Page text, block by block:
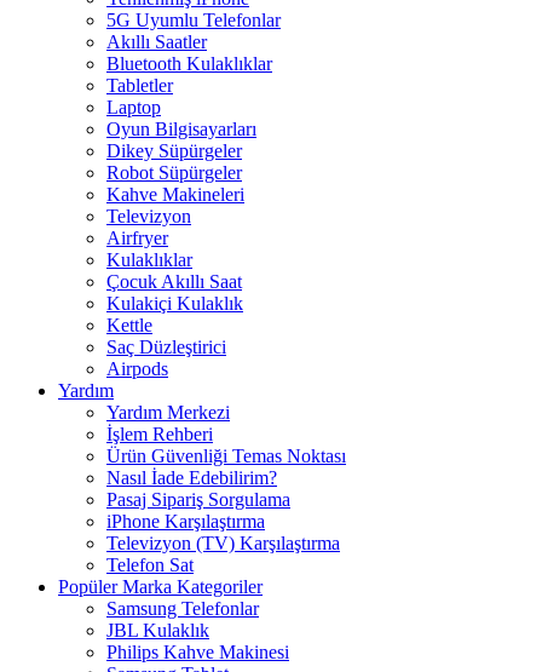
5G Uyumlu Telefonlar
Akıllı Saatler
Bluetooth Kulaklıklar
Tabletler
Laptop
Oyun Bilgisayarları
Dikey Süpürgeler
Robot Süpürgeler
Kahve Makineleri
Televizyon
Airfryer
Kulaklıklar
Çocuk Akıllı Saat
Kulakiçi Kulaklık
Kettle
Saç Düzleştirici
Airpods
Yardım
Yardım Merkezi
İşlem Rehberi
Ürün Güvenliği Temas Noktası
Nasıl İade Edebilirim?
Pasaj Sipariş Sorgulama
iPhone Karşılaştırma
Televizyon (TV) Karşılaştırma
Telefon Sat
Popüler Marka Kategoriler
Samsung Telefonlar
JBL Kulaklık
Philips Kahve Makinesi